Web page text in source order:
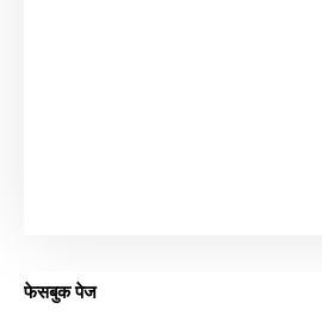
फेसबुक पेज